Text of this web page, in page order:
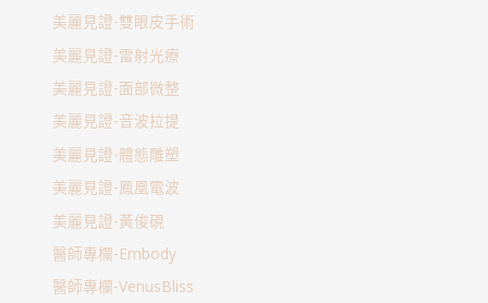
美麗見證-雙眼皮手術
美麗見證-雷射光療
美麗見證-面部微整
美麗見證-音波拉提
美麗見證-體態雕塑
美麗見證-鳳凰電波
美麗見證-黃俊硯
醫師專欄-Embody
醫師專欄-VenusBliss